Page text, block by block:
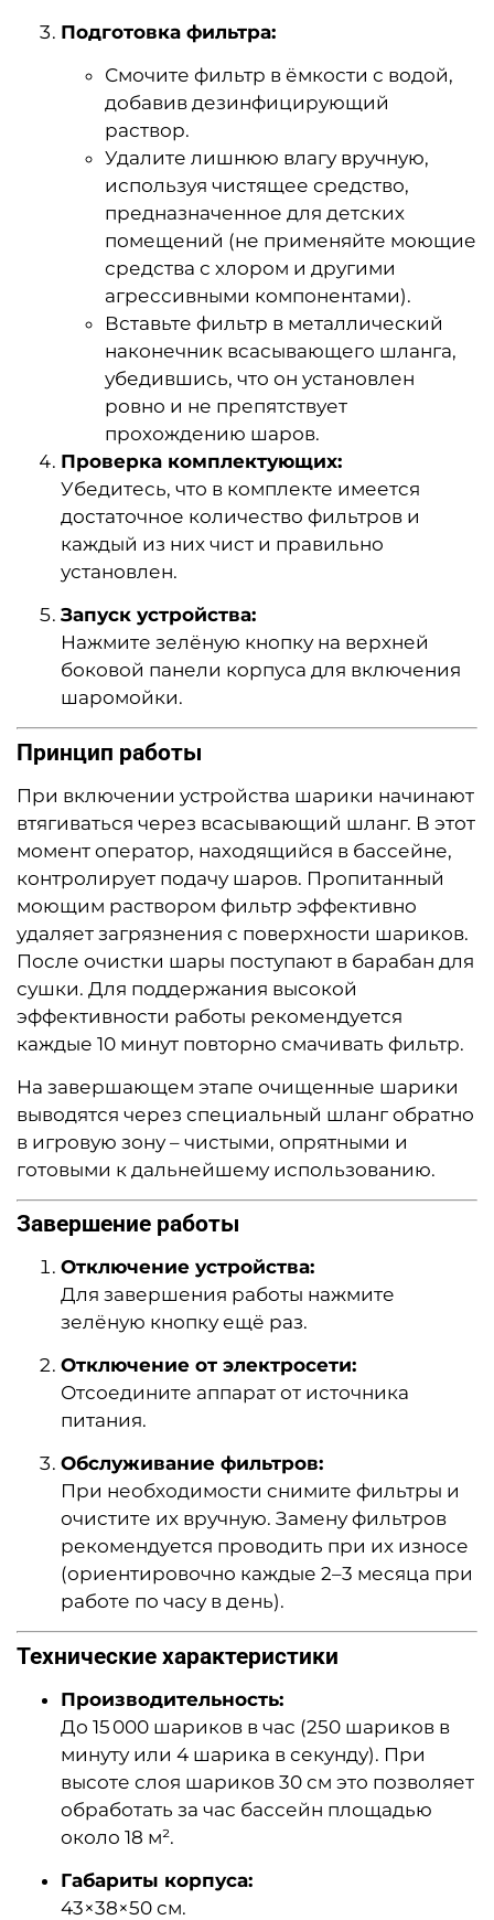
Подготовка фильтра:
Смочите фильтр в ёмкости с водой,
добавив дезинфицирующий
раствор.
Удалите лишнюю влагу вручную,
используя чистящее средство,
предназначенное для детских
помещений (не применяйте моющие
средства с хлором и другими
агрессивными компонентами).
Вставьте фильтр в металлический
наконечник всасывающего шланга,
убедившись, что он установлен
ровно и не препятствует
прохождению шаров.
Проверка комплектующих:
Убедитесь, что в комплекте имеется
достаточное количество фильтров и
каждый из них чист и правильно
установлен.
Запуск устройства:
Нажмите зелёную кнопку на верхней
боковой панели корпуса для включения
шаромойки.
Принцип работы
При включении устройства шарики начинают
втягиваться через всасывающий шланг. В этот
момент оператор, находящийся в бассейне,
контролирует подачу шаров. Пропитанный
моющим раствором фильтр эффективно
удаляет загрязнения с поверхности шариков.
После очистки шары поступают в барабан для
сушки. Для поддержания высокой
эффективности работы рекомендуется
каждые 10 минут повторно смачивать фильтр.
На завершающем этапе очищенные шарики
выводятся через специальный шланг обратно
в игровую зону – чистыми, опрятными и
готовыми к дальнейшему использованию.
Завершение работы
Отключение устройства:
Для завершения работы нажмите
зелёную кнопку ещё раз.
Отключение от электросети:
Отсоедините аппарат от источника
питания.
Обслуживание фильтров:
При необходимости снимите фильтры и
очистите их вручную. Замену фильтров
рекомендуется проводить при их износе
(ориентировочно каждые 2–3 месяца при
работе по часу в день).
Технические характеристики
Производительность:
До 15 000 шариков в час (250 шариков в
минуту или 4 шарика в секунду). При
высоте слоя шариков 30 см это позволяет
обработать за час бассейн площадью
около 18 м².
Габариты корпуса:
43×38×50 см.